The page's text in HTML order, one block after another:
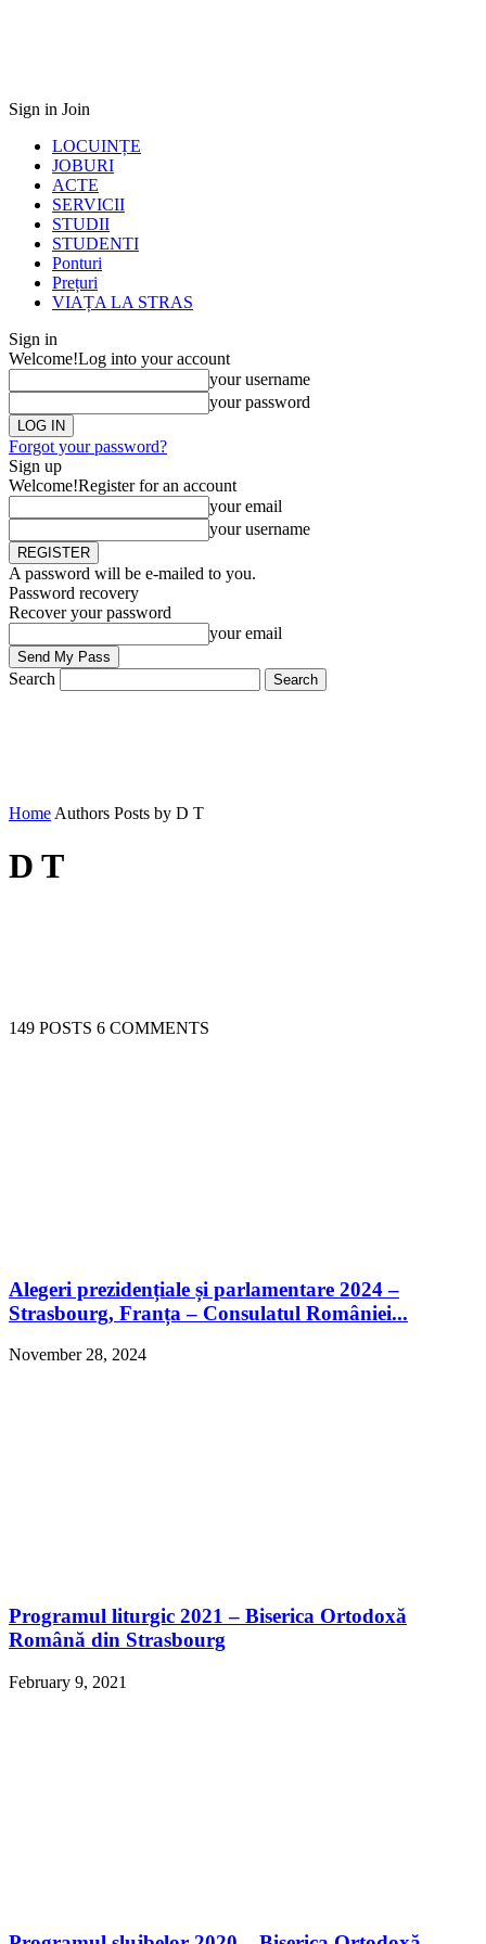
Sign in Join
LOCUINȚE
JOBURI
ACTE
SERVICII
STUDII
STUDENTI
Ponturi
Prețuri
VIAȚA LA STRAS
Sign in
Welcome!Log into your account
your username
your password
Forgot your password?
Sign up
Welcome!Register for an account
your email
your username
A password will be e-mailed to you.
Password recovery
Recover your password
your email
Search
Home Authors Posts by D T
D T
149 POSTS 6 COMMENTS
Alegeri prezidențiale și parlamentare 2024 –
Strasbourg, Franța – Consulatul României...
November 28, 2024
Programul liturgic 2021 – Biserica Ortodoxă
Română din Strasbourg
February 9, 2021